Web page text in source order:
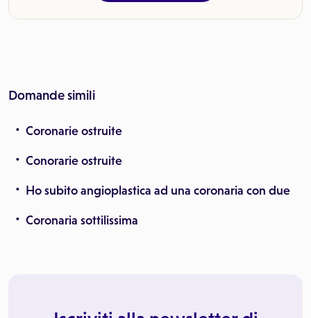
Domande simili
Coronarie ostruite
Conorarie ostruite
Ho subito angioplastica ad una coronaria con due
Coronaria sottilissima